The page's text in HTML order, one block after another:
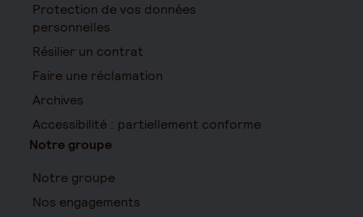
Protection de vos données
personnelles
Résilier un contrat
Faire une réclamation
Archives
Accessibilité : partiellement conforme
Notre groupe
Notre groupe
Nos engagements